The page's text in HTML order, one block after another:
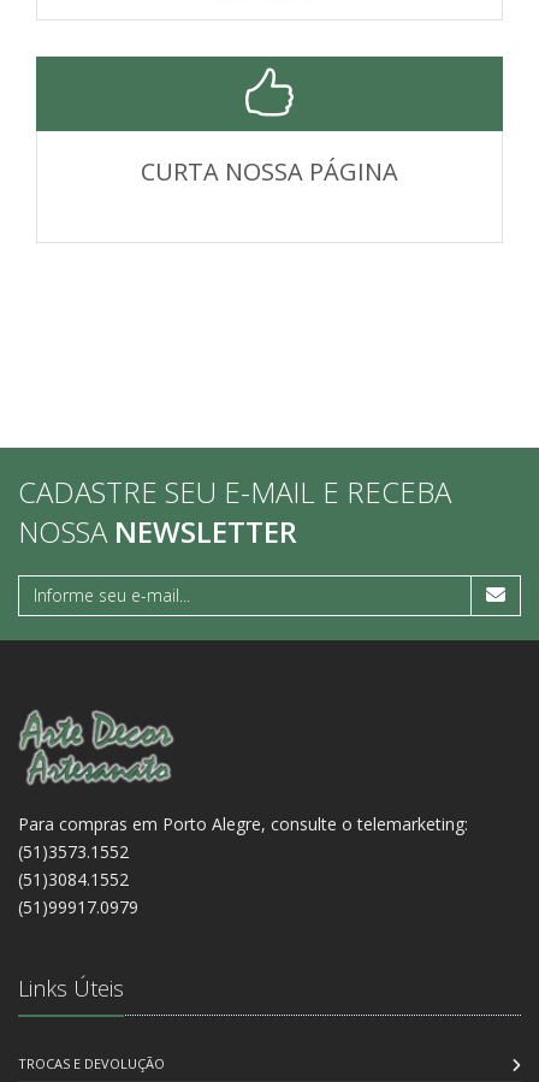
CURTA NOSSA PÁGINA
CADASTRE SEU E-MAIL E RECEBA
NOSSA NEWSLETTER
Para compras em Porto Alegre, consulte o telemarketing:
(51)3573.1552
(51)3084.1552
(51)99917.0979
Links Úteis
TROCAS E DEVOLUÇÃO